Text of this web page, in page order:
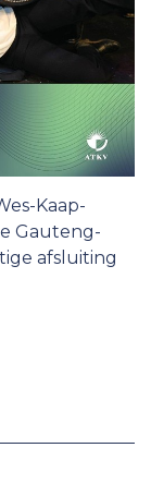
Kaap-
Gauteng-
afsluiting